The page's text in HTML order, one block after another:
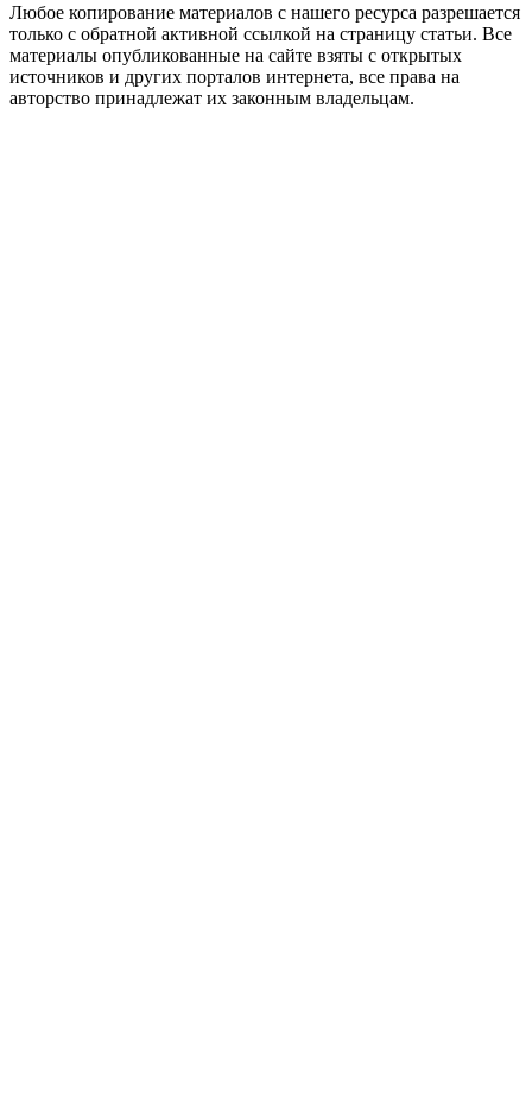
Любое копирование материалов с нашего ресурса разрешается
только с обратной активной ссылкой на страницу статьи. Все
материалы опубликованные на сайте взяты с открытых
источников и других порталов интернета, все права на
авторство принадлежат их законным владельцам.